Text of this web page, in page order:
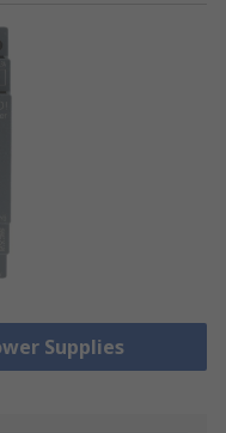
Supplies